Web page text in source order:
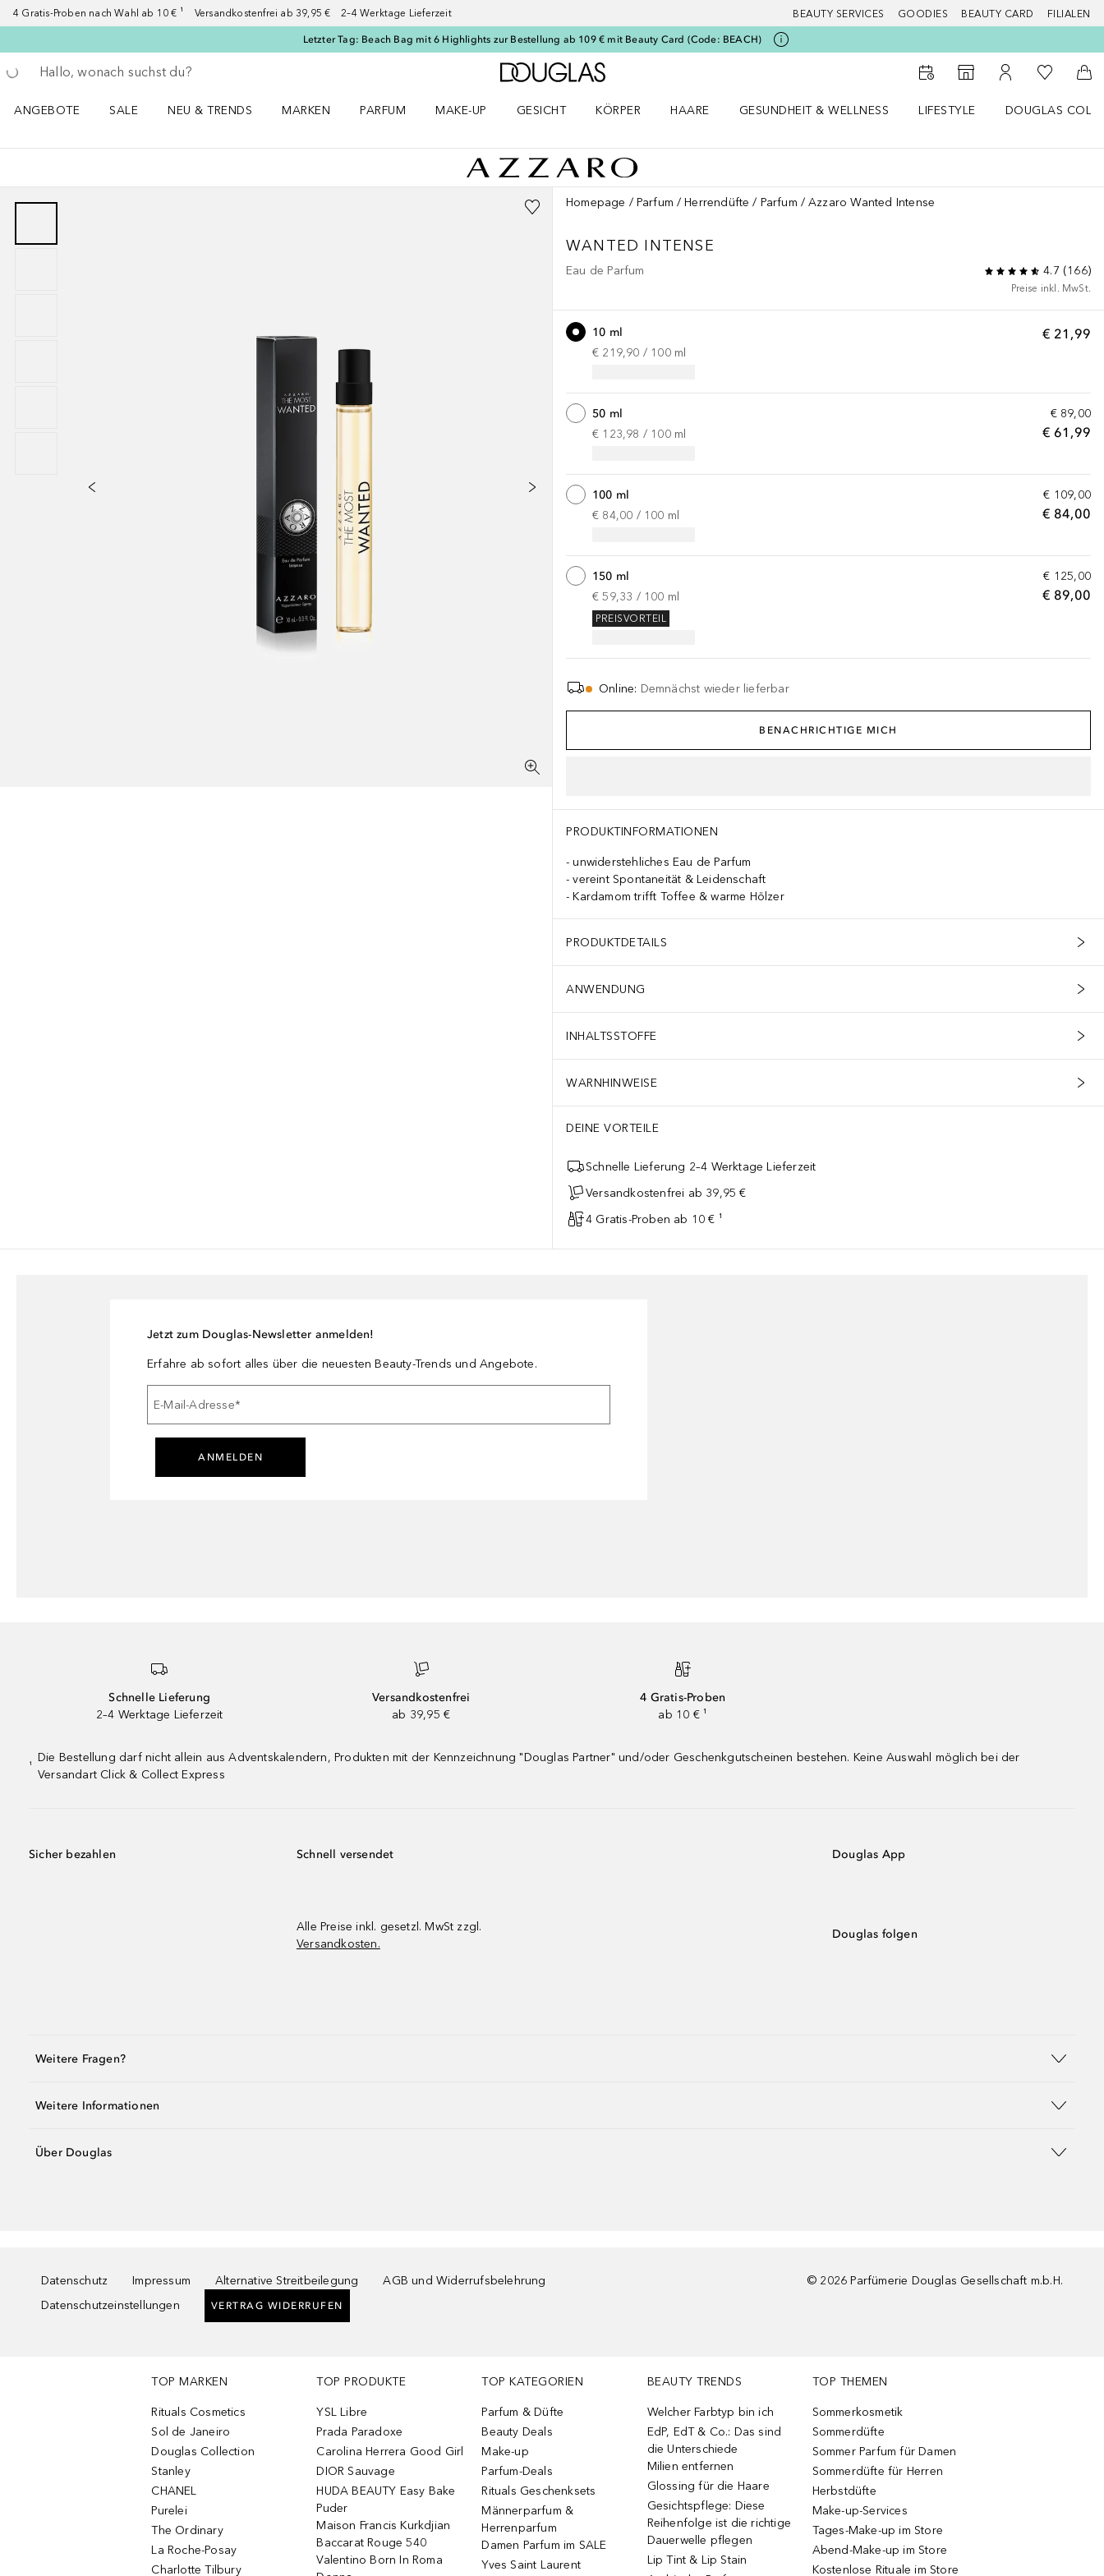
4 Gratis-Proben nach Wahl ab 10 € ¹ Versandkostenfrei ab 39,95 € 2–4 Werktage Lieferzeit BEAUTY SERVICES GOODIES BEAUTY CARD FILIALEN
Letzter Tag: Beach Bag mit 6 Highlights zur Bestellung ab 109 € mit Beauty Card (Code: BEACH)
Gehe zurück
Suche ausführen
Zur Douglas Startseite
Zum Storefinder
Zu Meinem
Zu Meiner
ANGEBOTE
SALE
NEU & TRENDS
MARKEN
PARFUM
MAKE-UP
GESICHT
KÖRPER
HAARE
GESUNDHEIT & WELLNESS
LIFESTYLE
DOUGLAS
Homepage Parfum Herrendüfte Parfum Azzaro Wanted Intense
WANTED INTENSE
Eau de Parfum 4.7 (166)
Preise inkl. MwSt.
€ 21,99
10 ml
€ 219,90 / 100 ml
€ 89,00
€ 61,99
50 ml
€ 123,98 / 100 ml
€ 109,00
€ 84,00
100 ml
€ 84,00 / 100 ml
€ 125,00
€ 89,00
150 ml
€ 59,33 / 100 ml
PREISVORTEIL
Online: Demnächst wieder lieferbar
BENACHRICHTIGE MICH
PRODUKTINFORMATIONEN
unwiderstehliches Eau de Parfum
vereint Spontaneität & Leidenschaft
Kardamom trifft Toffee & warme Hölzer
PRODUKTDETAILS
ANWENDUNG
INHALTSSTOFFE
WARNHINWEISE
DEINE VORTEILE
Schnelle Lieferung 2–4 Werktage Lieferzeit
Versandkostenfrei ab 39,95 €
4 Gratis-Proben ab 10 € ¹
Jetzt zum Douglas-Newsletter anmelden!
Erfahre ab sofort alles über die neuesten Beauty-Trends und Angebote.
E-Mail-Adresse*
ANMELDEN
Schnelle Lieferung
2–4 Werktage Lieferzeit
Versandkostenfrei
ab 39,95 €
4 Gratis-Proben
ab 10 € ¹
¹
Die Bestellung darf nicht allein aus Adventskalendern, Produkten mit der Kennzeichnung "Douglas Partner" und/oder Geschenkgutscheinen bestehen. Keine Auswahl möglich bei der
Versandart Click & Collect Express
Sicher bezahlen Schnell versendet
Alle Preise inkl. gesetzl. MwSt zzgl.
Versandkosten.
Douglas App
Douglas folgen
Weitere Fragen?
Weitere Informationen
Über Douglas
Datenschutz Impressum Alternative Streitbeilegung
AGB und Widerrufsbelehrung
Datenschutzeinstellungen
VERTRAG WIDERRUFEN
© 2026 Parfümerie Douglas Gesellschaft m.b.H.
TOP MARKEN
Rituals Cosmetics
Sol de Janeiro
Douglas Collection
Stanley
CHANEL
Purelei
The Ordinary
La Roche-Posay
Charlotte Tilbury
TOP PRODUKTE
YSL Libre
Prada Paradoxe
Carolina Herrera Good Girl
DIOR Sauvage
HUDA BEAUTY Easy Bake
Puder
Maison Francis Kurkdjian
Baccarat Rouge 540
Valentino Born In Roma
TOP KATEGORIEN
Parfum & Düfte
Beauty Deals
Make-up
Parfum-Deals
Rituals Geschenksets
Männerparfum &
Herrenparfum
Damen Parfum im SALE
Yves Saint Laurent
BEAUTY TRENDS
Welcher Farbtyp bin ich
EdP, EdT & Co.: Das sind
die Unterschiede
Milien entfernen
Glossing für die Haare
Gesichtspflege: Diese
Reihenfolge ist die richtige
Dauerwelle pflegen
Lip Tint & Lip Stain
TOP THEMEN
Sommerkosmetik
Sommerdüfte
Sommer Parfum für Damen
Sommerdüfte für Herren
Herbstdüfte
Make-up-Services
Tages-Make-up im Store
Abend-Make-up im Store
Kostenlose Rituale im Store